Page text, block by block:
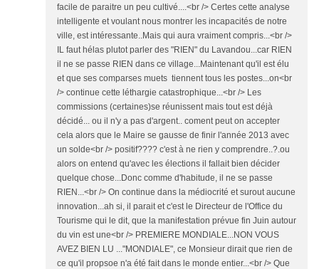
facile de paraitre un peu cultivé....<br /> Certes cette analyse
intelligente et voulant nous montrer les incapacités de notre
ville, est intéressante..Mais qui aura vraiment compris...<br />
IL faut hélas plutot parler des "RIEN" du Lavandou...car RIEN
il ne se passe RIEN dans ce village...Maintenant qu'il est élu
et que ses comparses muets tiennent tous les postes...on<br
/> continue cette léthargie catastrophique...<br /> Les
commissions (certaines)se réunissent mais tout est déjà
décidé... ou il n'y a pas d'argent.. coment peut on accepter
cela alors que le Maire se gausse de finir l'année 2013 avec
un solde<br /> positif???? c'est à ne rien y comprendre..?.ou
alors on entend qu'avec les élections il fallait bien décider
quelque chose...Donc comme d'habitude, il ne se passe
RIEN...<br /> On continue dans la médiocrité et surout aucune
innovation...ah si, il parait et c'est le Directeur de l'Office du
Tourisme qui le dit, que la manifestation prévue fin Juin autour
du vin est une<br /> PREMIERE MONDIALE...NON VOUS
AVEZ BIEN LU ..."MONDIALE", ce Monsieur dirait que rien de
ce qu'il propsoe n'a été fait dans le monde entier...<br /> Que